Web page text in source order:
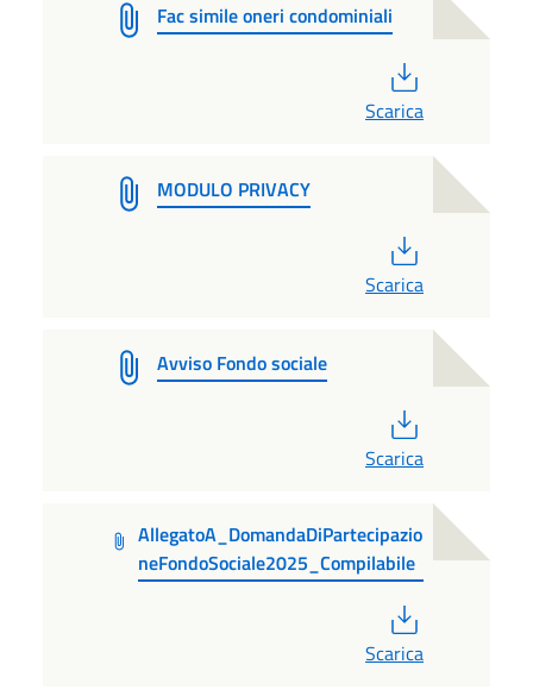
Fac simile oneri condominiali
Scarica
MODULO PRIVACY
Scarica
Avviso Fondo sociale
Scarica
AllegatoA_DomandaDiPartecipazio
neFondoSociale2025_Compilabile
Scarica